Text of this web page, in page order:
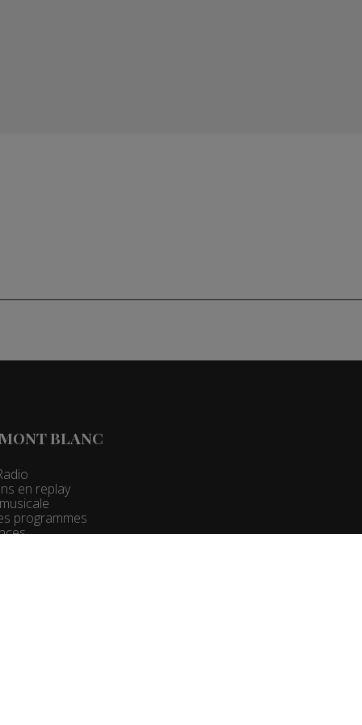
BLANC
en replay
programmes